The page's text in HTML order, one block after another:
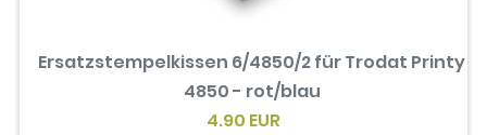
Ersatzstempelkissen 6/4850/2 für Trodat Printy
4850 - rot/blau
4.90 EUR